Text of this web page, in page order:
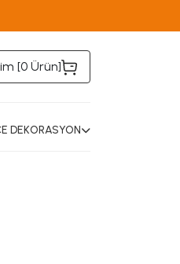
[0 Ürün]
DEKORASYON